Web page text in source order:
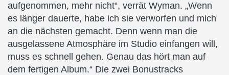
aufgenommen, mehr nicht“, verrät Wyman. „Wenn
es länger dauerte, habe ich sie verworfen und mich
an die nächsten gemacht. Denn wenn man die
ausgelassene Atmosphäre im Studio einfangen will,
muss es schnell gehen. Genau das hört man auf
dem fertigen Album.“ Die zwei Bonustracks